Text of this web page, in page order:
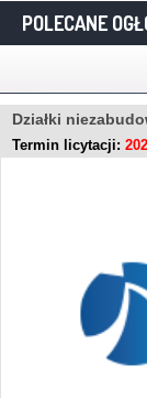
POLECANE
Działki
Termin licytacji: